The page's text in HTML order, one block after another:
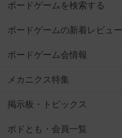
ボードゲームを検索する
ボードゲームの新着レビュー
ボードゲーム会情報
メカニクス特集
掲示板・トピックス
ボドとも・会員一覧